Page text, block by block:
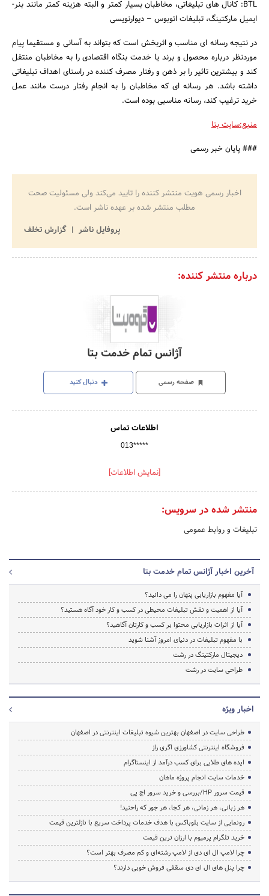
BTL: کانال های تبلیغاتی، مخاطبان بسیار کمتر و البته هزینه کمتر مانند بنر-
ایمیل مارکتینگ، تبلیغات اتوبوس – دیوارنویسی
در نتیجه رسانه ای مناسب و اثربخش است که بتواند به آسانی و مستقیما پیام
موردنظر درباره محصول و برند یا خدمت بنگاه اقتصادی را به مخاطبان منتقل
کند و بیشترین تاثیر را بر ذهن و رفتار مصرف کننده در راستای اهداف تبلیغاتی
داشته باشد. هر رسانه ای که مخاطبان را به انجام رفتار درست مانند عمل
خرید ترغیب کند، رسانه مناسبی بوده است.
منبع:سایت بتا
### پایان خبر رسمی
اخبار رسمی هویت منتشر کننده را تایید می‌کند ولی مسئولیت صحت
مطلب منتشر شده بر عهده ناشر است.
پروفایل ناشر
گزارش تخلف
درباره منتشر کننده:
آژانس تمام خدمت بتا
صفحه رسمی دنبال کنید
اطلاعات تماس
013*****
[نمایش اطلاعات]
منتشر شده در سرویس:
تبلیغات و روابط عمومی
آخرین اخبار آژانس تمام خدمت بتا
آیا مفهوم بازاریابی پنهان را می دانید؟
آیا از اهمیت و نقش تبلیغات محیطی در کسب و کار خود آگاه هستید؟
آیا از اثرات بازاریابی محتوا بر کسب و کارتان آگاهید؟
با مفهوم تبلیغات در دنیای امروز آشنا شوید
دیجیتال مارکتینگ در رشت
طراحی سایت در رشت
اخبار ویژه
طراحی سایت در اصفهان بهترین شیوه تبلیغات اینترنتی در اصفهان
فروشگاه اینترنتی کشاورزی اگری راز
ایده های طلایی برای کسب درآمد از اینستاگرام
خدمات سایت انجام پروژه ماهان
قیمت سرور HP/بررسی و خرید سرور اچ پی
هر زبانی، هر زمانی، هر کجا، هر جور که راحتید!
رونمایی از سایت بلوباکس با هدف خدمات پرداخت سریع با نازلترین قیمت
خرید تلگرام پرمیوم با ارزان ترین قیمت
چرا لامپ ال ای دی از لامپ رشته‌ای و کم مصرف بهتر است؟
چرا پنل های ال ای دی سقفی فروش خوبی دارند؟